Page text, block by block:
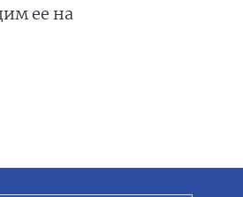
ее на